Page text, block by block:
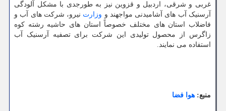
غربی و شرقی، اردبیل و قزوین نیز به طورجدی با مشکل آلودگی
آرسنیک آب های آشامیدنی مواجهند و وزارت نیرو، شرکت های آب و
فاضلاب استان های مختلف خصوصاً استان های حاشیه رشته کوه
زاگرس از محصول تولیدی این شرکت برای تصفیه آرسنیک آب
استفاده می نمایند.
منبع: هوا فضا